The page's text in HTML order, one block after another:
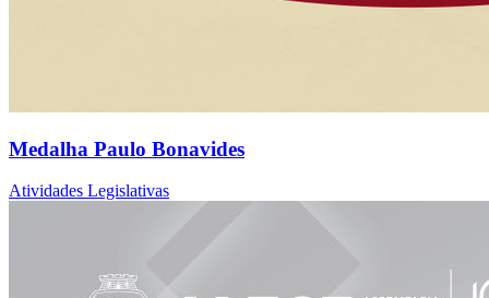
Medalha Paulo Bonavides
Atividades Legislativas